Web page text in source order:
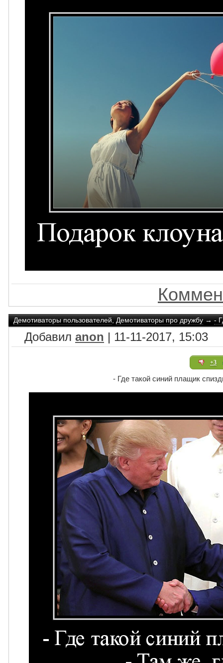
Демотиваторы пользователей,Демотиваторы про дружбу→-
Добавил anon | 11-11-2017, 15:03
+3
- Где такой синий плащик